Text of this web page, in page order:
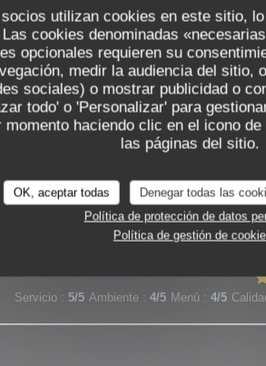
utilizan cookies en este sitio,
cookies denominadas
opcionales requieren su
medir la audiencia del sitio,
sociales) o mostrar publicidad o
todo' o 'Personalizar' para
momento haciendo clic en el icono
las páginas del sitio.
OK, aceptar todas Denegar todas las
Política de protección de datos
Política de gestión de
Servicio: 4/5 Ambiente: 4 /5 Menú: 4/5
Servicio : 5/5 Ambiente : 4/5 Menú : 4/5
La Moule